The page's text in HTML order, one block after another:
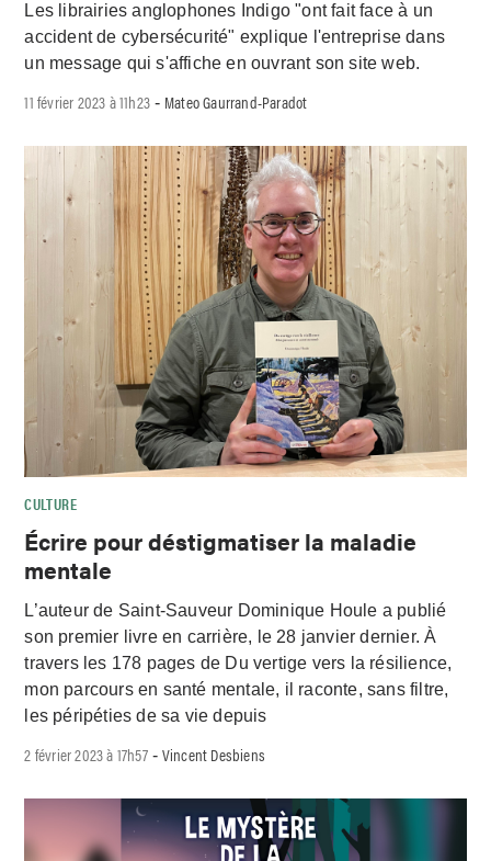
Les librairies anglophones Indigo "ont fait face à un
accident de cybersécurité" explique l'entreprise dans
un message qui s'affiche en ouvrant son site web.
11 février 2023 à 11h23 - Mateo Gaurrand-Paradot
CULTURE
Écrire pour déstigmatiser la maladie
mentale
L’auteur de Saint-Sauveur Dominique Houle a publié
son premier livre en carrière, le 28 janvier dernier. À
travers les 178 pages de Du vertige vers la résilience,
mon parcours en santé mentale, il raconte, sans filtre,
les péripéties de sa vie depuis
2 février 2023 à 17h57- Vincent Desbiens